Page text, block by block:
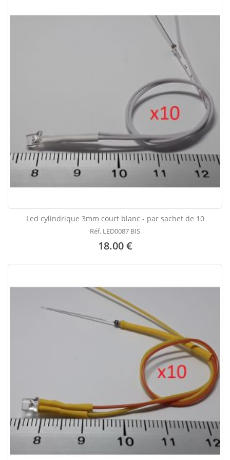
Led cylindrique 3mm court blanc - par sachet de 10
Réf. LED0087 BIS
18.00 €